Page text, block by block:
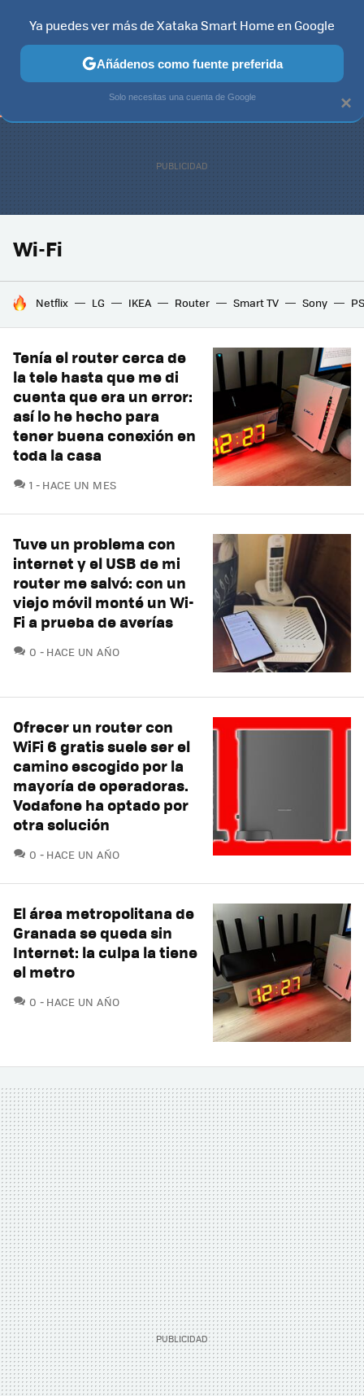
TELEVISORES CONTENIDOS SMART TV SELECCIÓN
Wi-Fi
HOY SE HABLA DE
Netflix LG IKEA Router Smart TV Sony
Tenía el router cerca de
la tele hasta que me di
cuenta que era un error:
así lo he hecho para
tener buena conexión en
toda la casa
1 COMENTARIOS
HACE UN MES
Tuve un problema con
internet y el USB de mi
router me salvó: con un
viejo móvil monté un Wi-
Fi a prueba de averías
0 COMENTARIOS
HACE UN AÑO
Ofrecer un router con
WiFi 6 gratis suele ser el
camino escogido por la
mayoría de operadoras.
Vodafone ha optado por
otra solución
0 COMENTARIOS
HACE UN AÑO
El área metropolitana de
Granada se queda sin
Internet: la culpa la tiene
el metro
0 COMENTARIOS
HACE UN AÑO
×
Ya puedes ver más de Xataka Smart Home en Google
Añádenos como fuente preferida
Solo necesitas una cuenta de Google